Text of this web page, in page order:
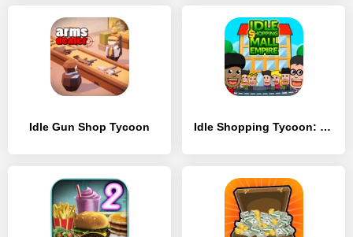
Idle Gun Shop Tycoon Idle Shopping Tycoon: Супермаркет Магазин Магнат